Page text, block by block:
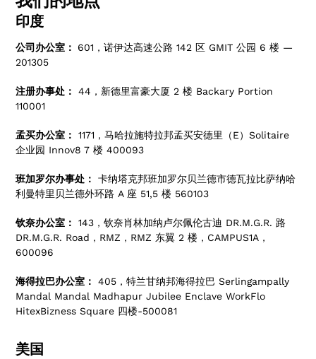
印度
公司办公室： 601，诺伊达高速公路 142 区 GMIT 公园 6 楼 —
201305
注册办事处：
44，新德里富豪大厦 2 楼 Backary Portion
110001
孟买办公室：
1171，马哈拉施特拉邦孟买安德里（E）Solitaire
企业园 Innov8 7 楼 400093
班加罗尔办事处：
卡纳塔克邦班加罗尔贝兰德市德瓦拉比萨纳哈
利曼特里贝兰德外环路 A 座 51,5 楼 560103
钦奈办公室：
143，钦奈肖林加纳卢尔佩伦古迪 DR.M.G.R. 路
DR.M.G.R. Road，RMZ，RMZ 东翼 2 楼，CAMPUS1A，
600096
海得拉巴办公室：
405，特兰甘纳邦海得拉巴 Serlingampally
Mandal Mandal Madhapur Jubilee Enclave WorkFlo
HitexBizness Square 四楼-500081
美国